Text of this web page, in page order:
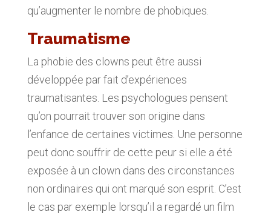
qu’augmenter le nombre de phobiques.
Traumatisme
La phobie des clowns peut être aussi
développée par fait d’expériences
traumatisantes. Les psychologues pensent
qu’on pourrait trouver son origine dans
l’enfance de certaines victimes. Une personne
peut donc souffrir de cette peur si elle a été
exposée à un clown dans des circonstances
non ordinaires qui ont marqué son esprit. C’est
le cas par exemple lorsqu’il a regardé un film